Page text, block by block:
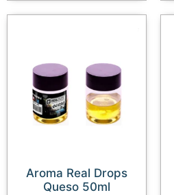
Aroma Real Drops
Queso 50ml